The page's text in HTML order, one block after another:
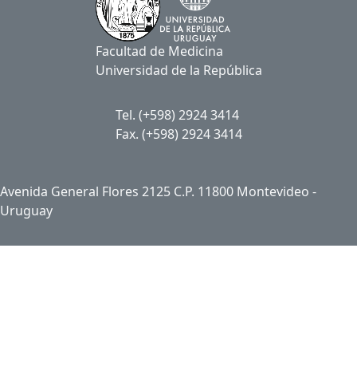
Facultad de Medicina
Universidad de la República
Tel. (+598) 2924 3414
Fax. (+598) 2924 3414
Avenida General Flores 2125 C.P. 11800 Montevideo -
Uruguay